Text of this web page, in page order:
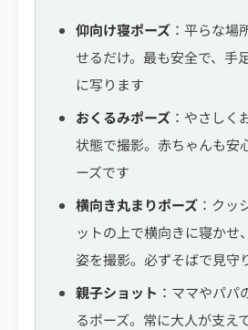
仰向け寝ポーズ ：平らな場
せるだけ。最も安全で、手
に写ります
おくるみポーズ ：やさしく
状態で撮影。赤ちゃんも安
ーズです
横向き丸まりポーズ ：クッ
ットの上で横向きに寝かせ
姿を撮影。必ずそばで見守
親子ショット ：ママやパパ
るポーズ。常に大人が支え